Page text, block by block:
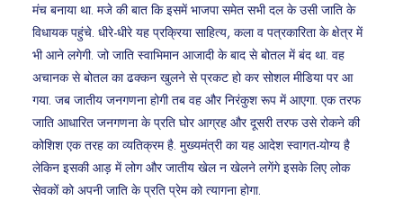
मंच बनाया था. मजे की बात कि इसमें भाजपा समेत सभी दल के उसी जाति के
विधायक पहुंचे. धीरे-धीरे यह प्रक्रिया साहित्य, कला व पत्रकारिता के क्षेत्र में
भी आने लगेगी. जो जाति स्वाभिमान आजादी के बाद से बोतल में बंद था. वह
अचानक से बोतल का ढक्कन खुलने से प्रकट हो कर सोशल मीडिया पर आ
गया. जब जातीय जनगणना होगी तब वह और निरंकुश रूप में आएगा. एक तरफ
जाति आधारित जनगणना के प्रति घोर आग्रह और दूसरी तरफ उसे रोकने की
कोशिश एक तरह का व्यतिक्रम है. मुख्यमंत्री का यह आदेश स्वागत-योग्य है
लेकिन इसकी आड़ में लोग और जातीय खेल न खेलने लगेंगे इसके लिए लोक
सेवकों को अपनी जाति के प्रति प्रेम को त्यागना होगा.